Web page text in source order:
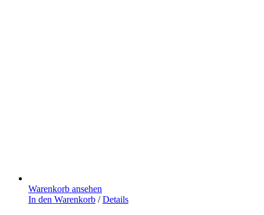
Warenkorb ansehen
In den Warenkorb / Details